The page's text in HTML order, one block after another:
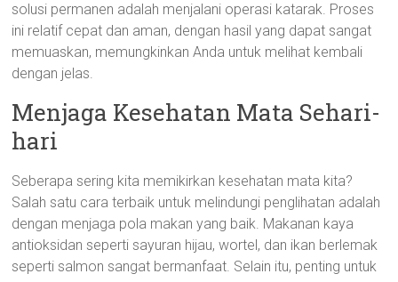
solusi permanen adalah menjalani operasi katarak. Proses
ini relatif cepat dan aman, dengan hasil yang dapat sangat
memuaskan, memungkinkan Anda untuk melihat kembali
dengan jelas.
Menjaga Kesehatan Mata Sehari-
hari
Seberapa sering kita memikirkan kesehatan mata kita?
Salah satu cara terbaik untuk melindungi penglihatan adalah
dengan menjaga pola makan yang baik. Makanan kaya
antioksidan seperti sayuran hijau, wortel, dan ikan berlemak
seperti salmon sangat bermanfaat. Selain itu, penting untuk